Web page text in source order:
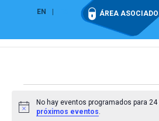
EN ÁREA
en
Aviso
No hay eventos programados para
próximos eventos.